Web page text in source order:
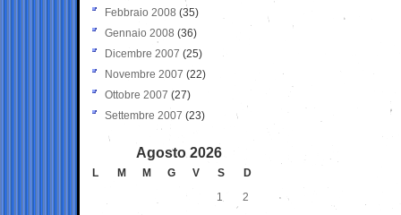
Febbraio 2008 (35)
Gennaio 2008 (36)
Dicembre 2007 (25)
Novembre 2007 (22)
Ottobre 2007 (27)
Settembre 2007 (23)
Agosto 2026
L M M G V S
D
1
2